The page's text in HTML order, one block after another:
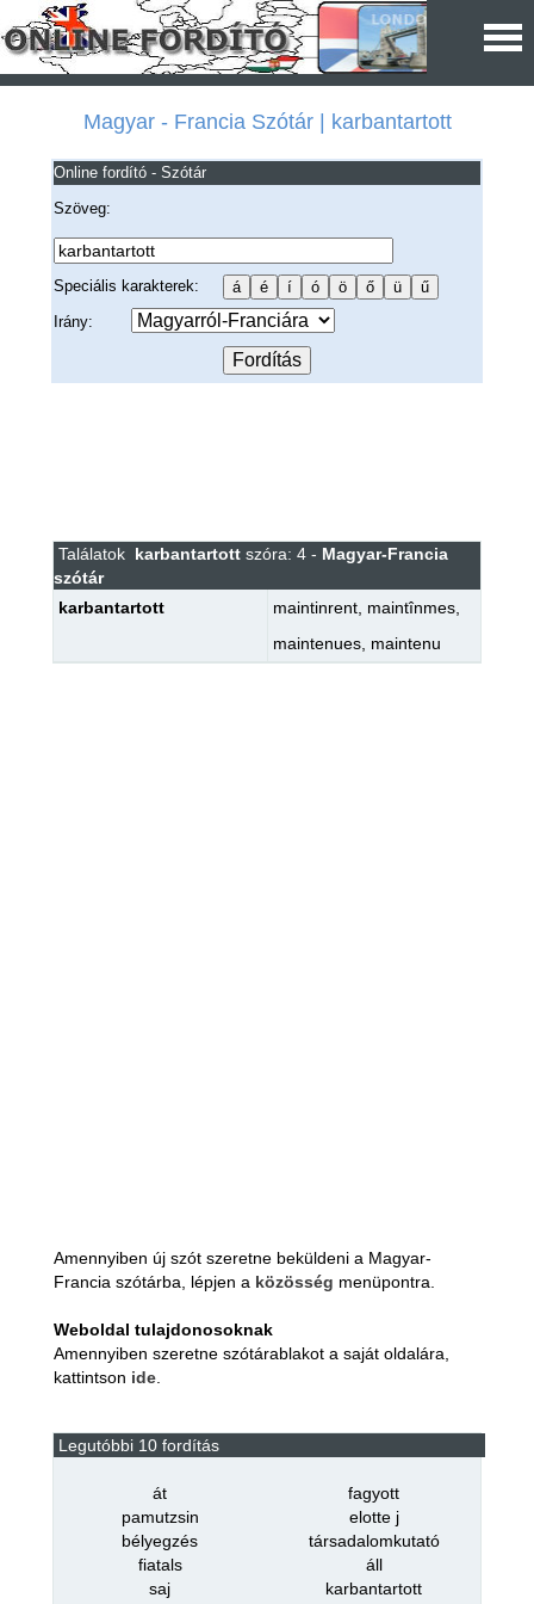
Magyar - Francia Szótár | karbantartott
Online fordító - Szótár
Szöveg:
Speciális karakterek:
Irány:
Találatok karbantartottszóra: 4 - Magyar-Francia
szótár
karbantartott
maintinrent, maintînmes,
maintenues, maintenu
Amennyiben új szót szeretne beküldeni a Magyar-
Francia szótárba, lépjen a közösség menüpontra.
Weboldal tulajdonosoknak
Amennyiben szeretne szótárablakot a saját oldalára,
kattintson ide.
Legutóbbi 10 fordítás
át
fagyott
pamutzsin
elotte j
bélyegzés
társadalomkutató
fiatals
áll
saj
karbantartott